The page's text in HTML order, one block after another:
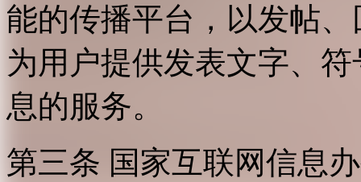
能的传播平台，以发帖
为用户提供发表文字、
息的服务。
第三条 国家互联网信息